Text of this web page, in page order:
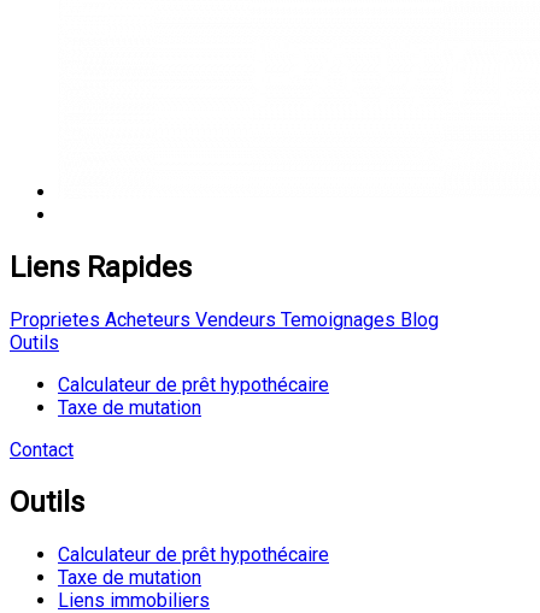
Liens Rapides
Proprietes Acheteurs Vendeurs Temoignages Blog
Outils
Calculateur de prêt hypothécaire
Taxe de mutation
Contact
Outils
Calculateur de prêt hypothécaire
Taxe de mutation
Liens immobiliers